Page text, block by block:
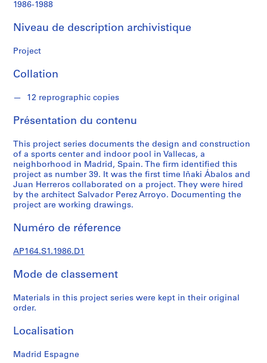
S
r
e
(
s
)
A
c
h
i
t
e
c
u
a
p
r
o
e
t
1986-1988
Niveau de description archivistique
Project
Collation
12 reprographic copies
Présentation du contenu
This project series documents the design and construction
of a sports center and indoor pool in Vallecas, a
neighborhood in Madrid, Spain. The firm identified this
project as number 39. It was the first time Iñaki Ábalos and
Juan Herreros collaborated on a project. They were hired
by the architect Salvador Perez Arroyo. Documenting the
project are working drawings.
Numéro de réference
AP164.S1.1986.D1
Mode de classement
Materials in this project series were kept in their original
order.
Localisation
Madrid Espagne